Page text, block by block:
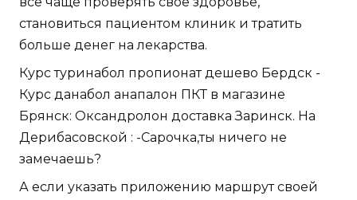
становиться пациентом клиник и тратить
больше денег на лекарства.
Курс туринабол пропионат дешево Бердск -
Курс данабол анапалон ПКТ в магазине
Брянск: Оксандролон доставка Заринск. На
Дерибасовской : -Сарочка,ты ничего не
замечаешь?
А если указать приложению маршрут своей